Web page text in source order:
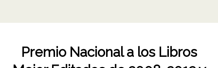
Premio Nacional a los Libros